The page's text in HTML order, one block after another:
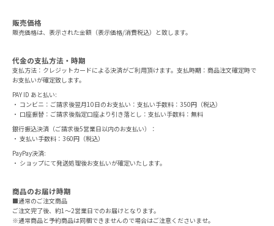
販売価格
販売価格は、表示された金額（表示価格/消費税込）と致します。
代金の支払方法・時期
支払方法：クレジットカードによる決済がご利用頂けます。支払時期：商品注文確定時で
お支払いが確定致します。
PAY ID あと払い:
・ コンビニ：ご請求後翌月10日のお支払い：支払い手数料：350円（税込）
・ 口座振替：ご請求後指定口座より引き落とし：支払い手数料：無料
銀行振込決済（ご請求後5営業日以内のお支払い）：
・ 支払い手数料：360円（税込）
PayPay決済:
・ ショップにて発送処理後お支払いが確定いたします。
商品のお届け時期
■通常のご注文商品
ご注文完了後、約1～2営業日でのお届けとなります。
※通常商品と予約商品は同梱できませんので場合はご注意くださいませ。